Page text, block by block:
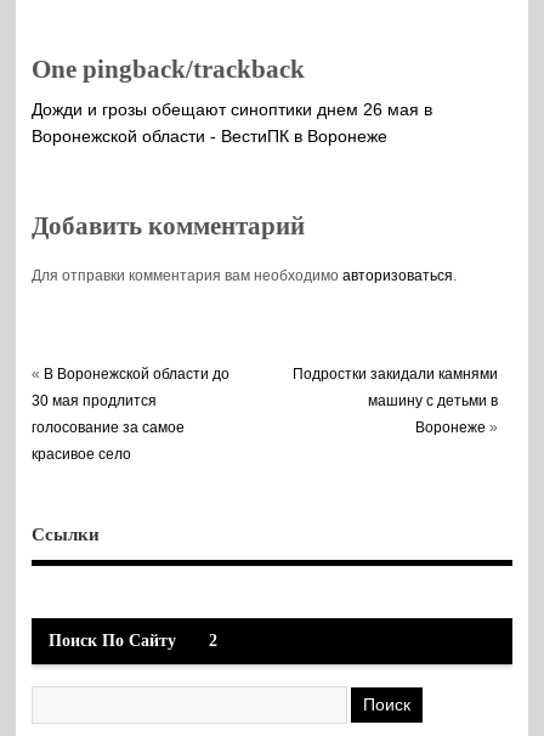
One pingback/trackback
Дожди и грозы обещают синоптики днем 26 мая в
Воронежской области - ВестиПК в Воронеже
Добавить комментарий
Для отправки комментария вам необходимоавторизоваться.
« В Воронежской области до
30 мая продлится
голосование за самое
красивое село
Подростки закидали камнями
машину с детьми в
Воронеже »
Ссылки
Поиск По Сайту 2